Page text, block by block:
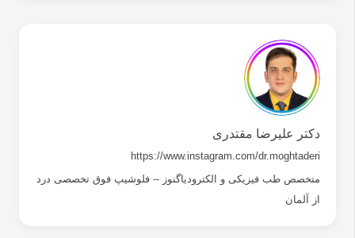
دکتر علیرضا مقتدری
https://www.instagram.com/dr.moghtaderi
متخصص طب فیزیکی و الکترودیاگنوز -- فلوشیپ فوق تخصصی درد
از آلمان